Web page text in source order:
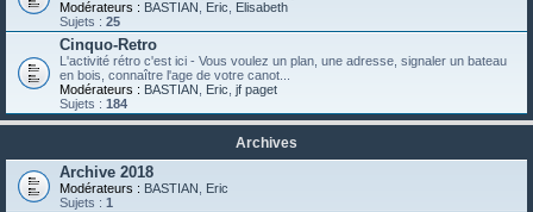
Modérateurs : BASTIAN Eric
Elisabeth
Sujets : 25
Cinquo-Retro
L'activité rétro c'est ici - Vous voulez un plan, une adresse, signaler un bateau
en bois, connaître l'age de votre canot...
Modérateurs : BASTIAN Eric jf paget
Sujets : 184
Archives
Archive 2018
Modérateurs : BASTIAN
Eric
Sujets : 1